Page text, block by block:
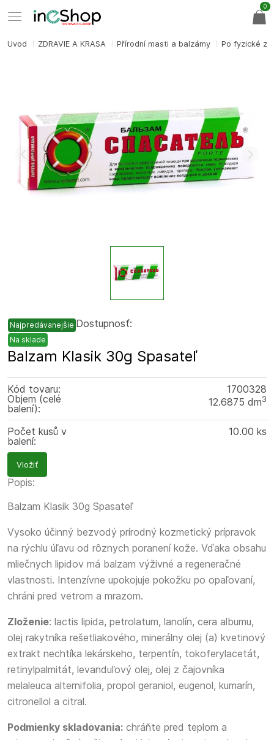
Úvod ZDRAVIE A KRÁSA Přírodní masti a balzámy Po fyzické
Najpredávanejšie
Na sklade
Balzam Klasik 30g Spasateľ
Kód tovaru:
1700328
Objem (celé
balení):
12.6875 dm3
Počet kusů v
balení:
10.00 ks
Dostupnosť:
Vložiť
Popis:
Balzam Klasik 30g Spasateľ
Vysoko účinný bezvodý prírodný kozmetický prípravok
na rýchlu úľavu od rôznych poranení kože. Vďaka obsahu
mliečnych lipidov má balzam výživné a regeneračné
vlastnosti. Intenzívne upokojuje pokožku po opaľovaní,
chráni pred vetrom a mrazom.
Zloženie: lactis lipida, petrolatum, lanolín, cera albumu,
olej rakytníka rešetliakového, minerálny olej (a) kvetinový
extrakt nechtíka lekárskeho, terpentín, tokoferylacetát,
retinylpalmitát, levanduľový olej, olej z čajovníka
melaleuca alternifolia, propol geraniol, eugenol, kumarín,
citronellol a citral.
Podmienky skladovania: chráňte pred teplom a
0